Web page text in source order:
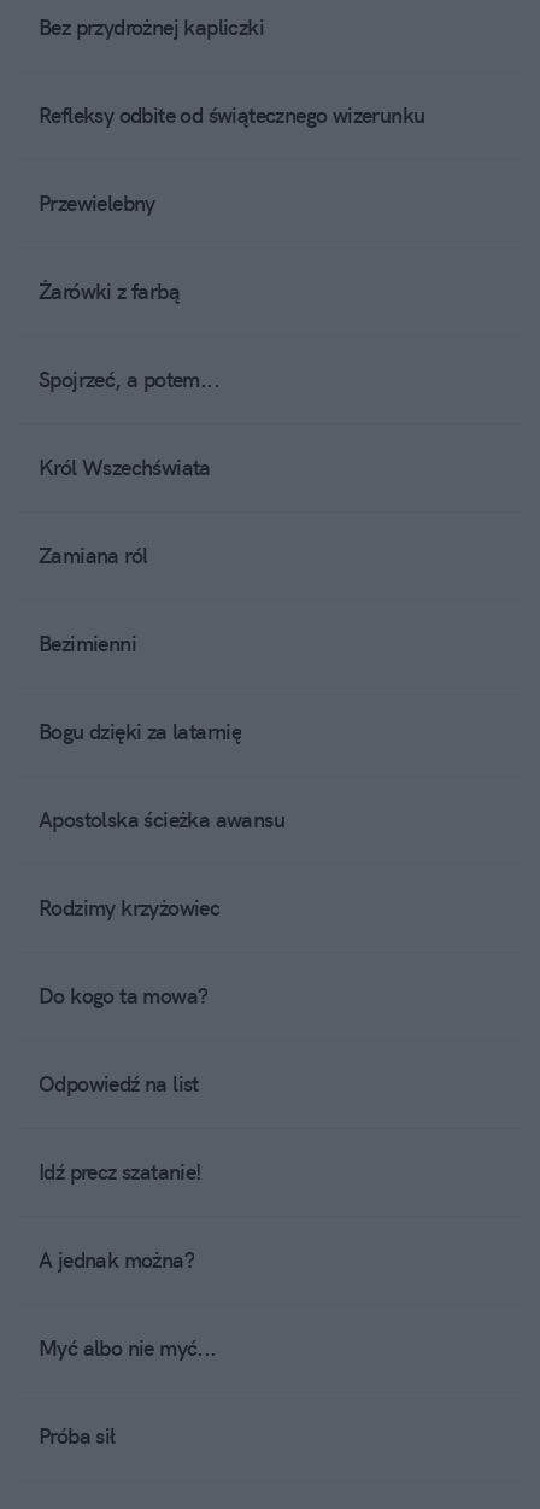
Bez przydrożnej kapliczki
Refleksy odbite od świątecznego wizerunku
Przewielebny
Żarówki z farbą
Spojrzeć, a potem...
Król Wszechświata
Zamiana ról
Bezimienni
Bogu dzięki za latarnię
Apostolska ścieżka awansu
Rodzimy krzyżowiec
Do kogo ta mowa?
Odpowiedź na list
Idź precz szatanie!
A jednak można?
Myć albo nie myć...
Próba sił